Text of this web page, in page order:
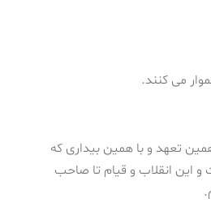
می کنند.
تعهد و با همین بیداری که
و این انقلاب و قیام تا صاحب